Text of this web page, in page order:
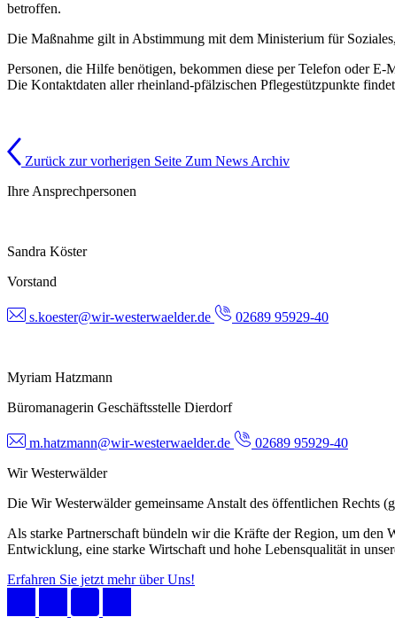
betroffen.
Die Maßnahme gilt in Abstimmung mit dem Ministerium für
Personen, die Hilfe benötigen, bekommen diese per Telefon oder E-
Die Kontaktdaten aller rheinland-pfälzischen Pflegestützpunkte
Zurück zur vorherigen Seite Zum News Archiv
Ihre Ansprechpersonen
Sandra Köster
Vorstand
s.koester@wir-westerwaelder.de 02689 95929-40
Myriam Hatzmann
Büromanagerin Geschäftsstelle Dierdorf
m.hatzmann@wir-westerwaelder.de
02689 95929-40
Wir Westerwälder
Die Wir Westerwälder gemeinsame Anstalt des öffentlichen Rechts
Als starke Partnerschaft bündeln wir die Kräfte der Region, um den
Entwicklung, eine starke Wirtschaft und hohe Lebensqualität in
Erfahren Sie jetzt mehr über Uns!